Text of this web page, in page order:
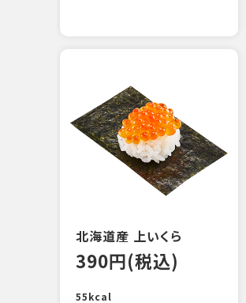
北海道産 上いくら
390円(税込)
55kcal